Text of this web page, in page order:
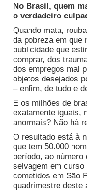
No Brasil, quem
o verdadeiro
Quando mata,
da pobreza em que
publicidade que
comprar, dos
dos empregos mal
objetos desejados
– enfim, de tudo e
E os milhões de
exatamente iguais,
anormais? Não há
O resultado está à
que tem 50.000
período, ao
selvagem em curso
cometidos em São
quadrimestre deste